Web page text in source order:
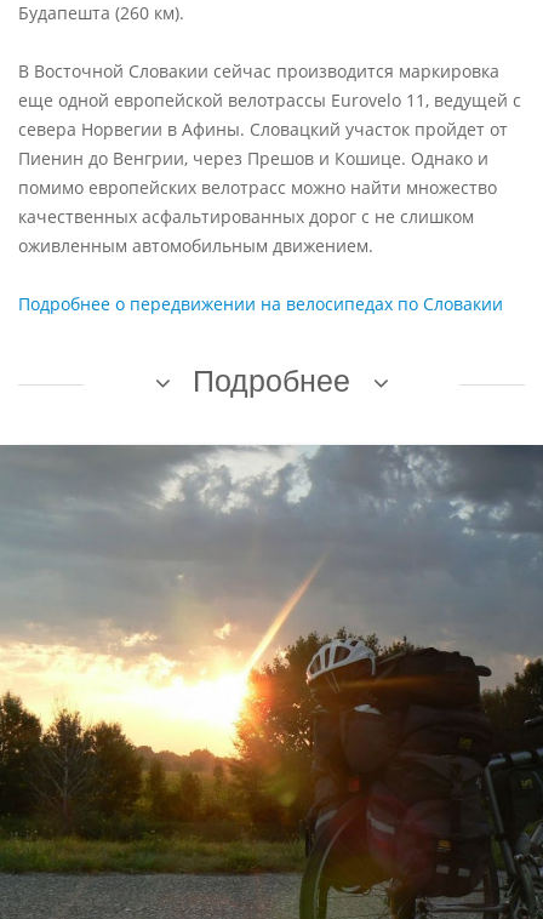
Будапешта (260 км).
В Восточной Словакии сейчас производится маркировка
еще одной европейской велотрассы Eurovelo 11, ведущей с
севера Норвегии в Афины. Словацкий участок пройдет от
Пиенин до Венгрии, через Прешов и Кошице. Однако и
помимо европейских велотрасс можно найти множество
качественных асфальтированных дорог с не слишком
оживленным автомобильным движением.
Подробнее о передвижении на велосипедах по Словакии
Подробнее